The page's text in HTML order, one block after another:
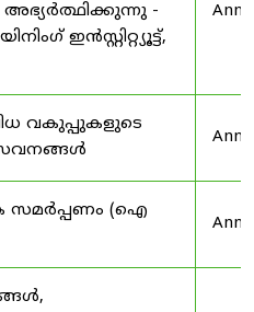
-
ഇൻസ്റ്റിറ്റ്യൂട്ട്,
വകുപ്പുകളുടെ
സമർപ്പണം (ഐ